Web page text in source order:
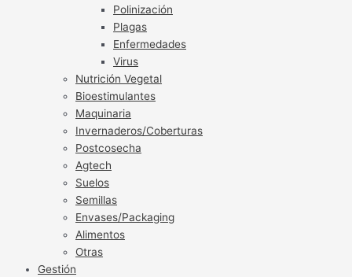
Polinización
Plagas
Enfermedades
Virus
Nutrición Vegetal
Bioestimulantes
Maquinaria
Invernaderos/Coberturas
Postcosecha
Agtech
Suelos
Semillas
Envases/Packaging
Alimentos
Otras
Gestión